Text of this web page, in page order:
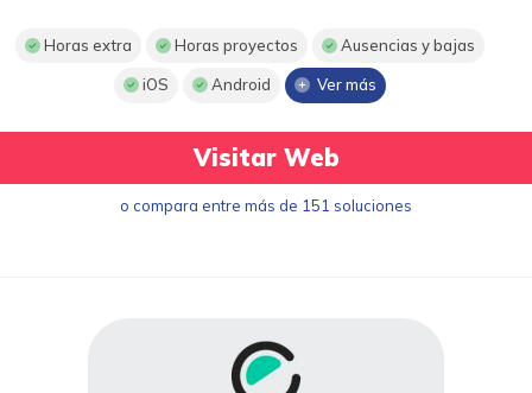
Horas extra Horas proyectos Ausencias y bajas
iOS Android Ver más
Visitar Web
o compara entre más de 151 soluciones